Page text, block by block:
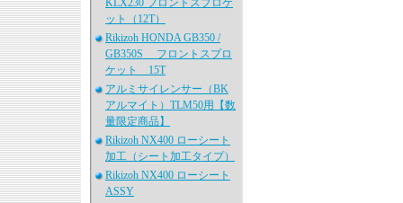
KLX230 フロントスプロケ
ット（12T）
Rikizoh HONDA GB350 /
GB350S フロントスプロ
ケット 15T
アルミサイレンサー（BK
アルマイト）TLM50用【数
量限定商品】
Rikizoh NX400 ローシート
加工（シート加工タイプ）
Rikizoh NX400 ローシート
ASSY